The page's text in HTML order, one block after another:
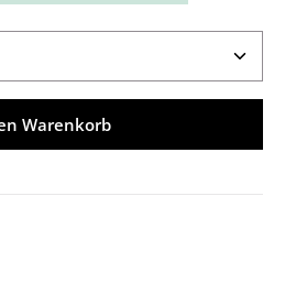
den gewünschten Wert ein
Warenkorb